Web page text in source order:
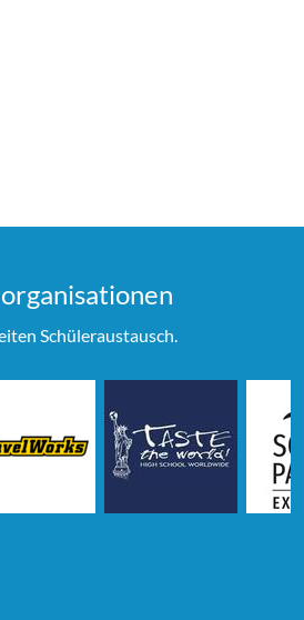
Schüleraustausch.